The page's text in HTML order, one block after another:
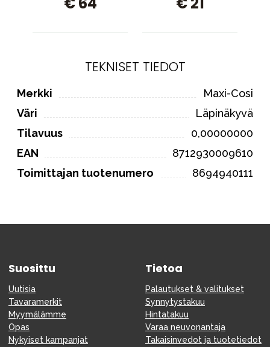
TEKNISET TIEDOT
Merkki
Maxi-Cosi
Väri
Läpinäkyvä
Tilavuus
0,00000000
EAN
8712930009610
Toimittajan tuotenumero
8694940111
Suosittu
Uutisia
Tavaramerkit
Myymälämme
Opas
Nykyiset kampanjat
Tietoa
Palautukset & valitukset
Synnytystakuu
Hintatakuu
Varaa neuvonantaja
Takaisinvedot ja tuotetiedot